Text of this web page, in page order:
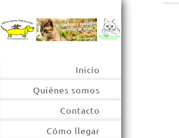
Inicio
Quiénes somos
Contacto
Cómo llegar